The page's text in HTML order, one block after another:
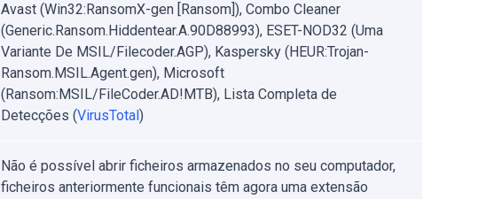
Avast (Win32:RansomX-gen [Ransom]), Combo Cleaner
(Generic.Ransom.Hiddentear.A.90D88993), ESET-NOD32 (Uma
Variante De MSIL/Filecoder.AGP), Kaspersky (HEUR:Trojan-
Ransom.MSIL.Agent.gen), Microsoft
(Ransom:MSIL/FileCoder.AD!MTB), Lista Completa de
Detecções (VirusTotal)
Não é possível abrir ficheiros armazenados no seu computador,
ficheiros anteriormente funcionais têm agora uma extensão